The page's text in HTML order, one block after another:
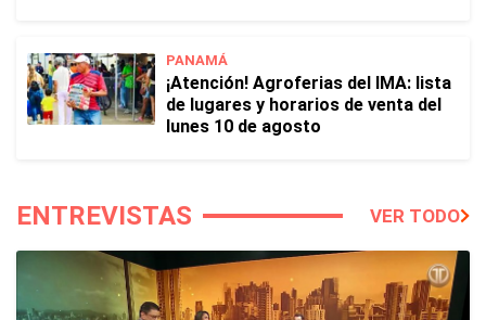
PANAMÁ
¡Atención! Agroferias del IMA: lista
de lugares y horarios de venta del
lunes 10 de agosto
ENTREVISTAS VER TODO